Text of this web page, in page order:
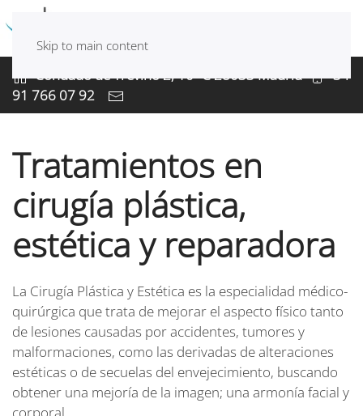
Skip to main content
Condado de Treviño 2, 10º C 28033 Madrid
+34
91 766 07 92
Tratamientos en
cirugía plástica,
estética y reparadora
La Cirugía Plástica y Estética es la especialidad médico-
quirúrgica que trata de mejorar el aspecto físico tanto
de lesiones causadas por accidentes, tumores y
malformaciones, como las derivadas de alteraciones
estéticas o de secuelas del envejecimiento, buscando
obtener una mejoría de la imagen; una armonía facial y